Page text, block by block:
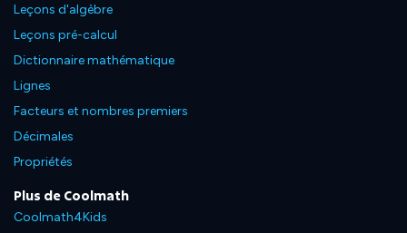
Leçons d'algèbre
Leçons pré-calcul
Dictionnaire mathématique
Lignes
Facteurs et nombres premiers
Décimales
Propriétés
Plus de Coolmath
Coolmath4Kids